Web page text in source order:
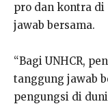
pro dan kontra di
jawab bersama.
“Bagi UNHCR,
tanggung jawab
pengungsi di